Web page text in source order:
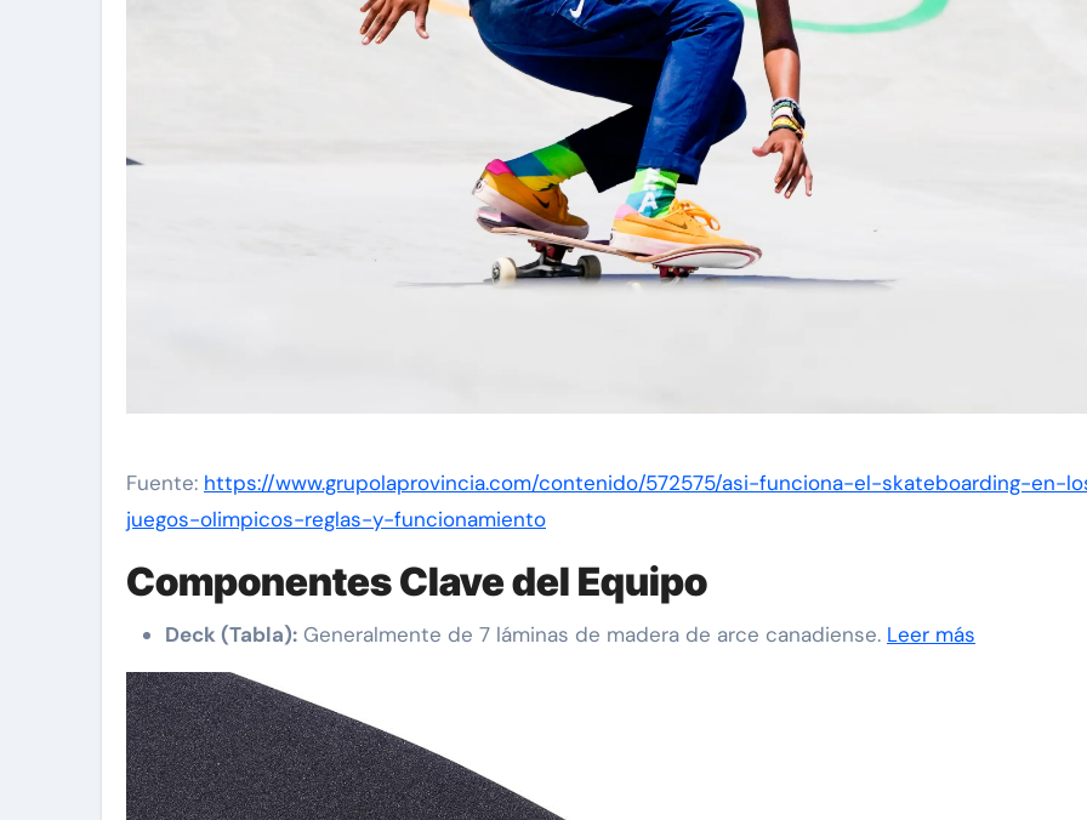
Fuente: https://www.grupolaprovincia.com/contenido/572575/asi-funciona-el-skateboarding-en-
juegos-olimpicos-reglas-y-funcionamiento
Componentes Clave del Equipo
Deck (Tabla): Generalmente de 7 láminas de madera de arce canadiense. Leer más